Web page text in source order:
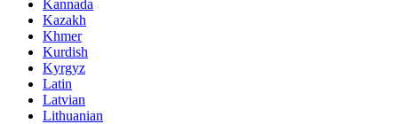
Kannada
Kazakh
Khmer
Kurdish
Kyrgyz
Latin
Latvian
Lithuanian